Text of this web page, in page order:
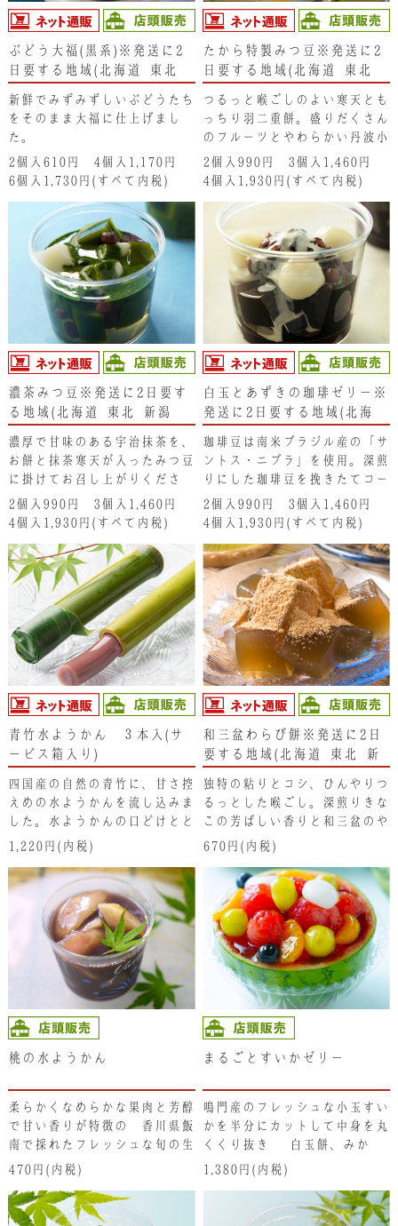
ぶどう大福(黒系)※発送に2
日要する地域(北海道･東北･
となります。ご了承くださ
い。
新鮮でみずみずしいぶどうたち
をそのまま大福に仕上げまし
た。
2個入610円 4個入1,170円
6個入1,730円(すべて内税)
たから特製みつ豆※発送に2
日要する地域(北海道･東北･
となります。ご了承くださ
つるっと喉ごしのよい寒天とも
っちり羽二重餅。盛りだくさん
のフルーツとやわらかい丹波小
豆が入りのみつ豆です。
2個入990円 3個入1,460円
4個入1,930円(すべて内税)
濃茶みつ豆※発送に2日要す
る地域(北海道･東北･新潟
ります。ご了承ください。
濃厚で甘味のある宇治抹茶を、
お餅と抹茶寒天が入ったみつ豆
に掛けてお召し上がりくださ
い。抹茶通も唸らせる味わいで
す。
2個入990円 3個入1,460円
4個入1,930円(すべて内税)
白玉とあずきの珈琲ゼリー※
発送に2日要する地域(北海
注文不可となります。ご了承
ください。
珈琲豆は南米ブラジル産の「サ
ントス・ニブラ」を使用。深煎
りにした珈琲豆を挽きたてコー
ヒーにして、直ぐにゼリーに仕
上げています。モチモチの白玉
クリームをかけてお召し上がり
ください。淹れたての深いコー
ヒーの香りと、粒あんに掛けた
生クリームとのコラボレーショ
ンをお楽しみください。
2個入990円 3個入1,460円
4個入1,930円(すべて内税)
青竹水ようかん ３本入(サ
ービス箱入り)
四国産の自然の青竹に、甘さ控
えめの水ようかんを流し込みま
した。水ようかんの口どけとと
もに青竹の香りもお楽しみくだ
1,220円(内税)
和三盆わらび餅※発送に2日
要する地域(北海道･東北･新
となります。ご了承くださ
独特の粘りとコシ、ひんやりつ
るっとした喉ごし。深煎りきな
この芳ばしい香りと和三盆のや
さしい甘さがお口に広がりま
670円(内税)
桃の水ようかん
柔らかくなめらかな果肉と芳醇
で甘い香りが特徴の 香川県飯
南で採れたフレッシュな旬の生
桃を、あっさりとした水ようか
んの中にたっぷりと入れていま
す。ひんやりと口どけなめらか
で香り際立つ生桃と柔らかな水
470円(内税)
まるごとすいかゼリー
鳴門産のフレッシュな小玉すい
かを半分にカットして中身を丸
くくり抜き､ 白玉餅、みか
ん、ブルーベリー、シャインマ
スカット、そしてくり抜いたす
いかを、すいかの皮の容器にた
っぷりと入れ合わせて水々しく
1,380円(内税)